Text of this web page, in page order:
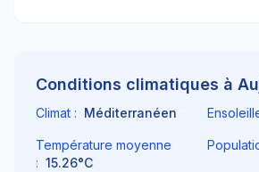
Conditions climatiques à
Climat : Méditerranéen
Température moyenne
: 15.26°C